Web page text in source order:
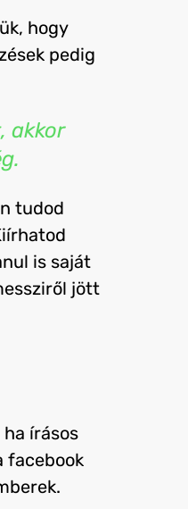
hogy
pedig
akkor
tudod
is saját
jött
írásos
facebook